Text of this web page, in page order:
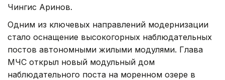
Чингис Аринов.
Одним из ключевых направлений модернизации
стало оснащение высокогорных наблюдательных
постов автономными жилыми модулями. Глава
МЧС открыл новый модульный дом
наблюдательного поста на моренном озере в